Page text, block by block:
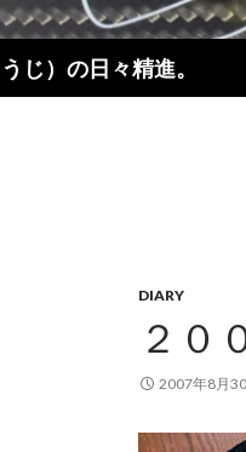
じ）の日々精進。
DIARY
２０
2007年8月